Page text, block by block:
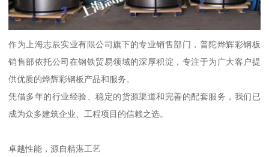
作为上海志辰实业有限公司旗下的专业销售部门，普陀烨辉彩钢板
销售部依托公司在钢铁贸易领域的深厚积淀，专注于为广大客户提
供优质的烨辉彩钢板产品和服务。
凭借多年的行业经验、稳定的货源渠道和完善的配套服务，我们已
成为众多建筑企业、工程项目的信赖之选。
卓越性能，源自精湛工艺